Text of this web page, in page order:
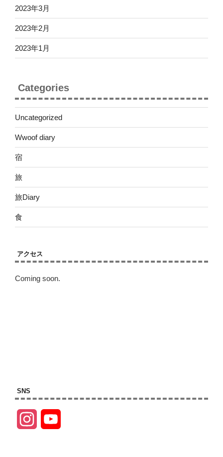
2023年3月
2023年2月
2023年1月
Categories
Uncategorized
Wwoof diary
宿
旅
旅Diary
食
アクセス
Coming soon.
SNS